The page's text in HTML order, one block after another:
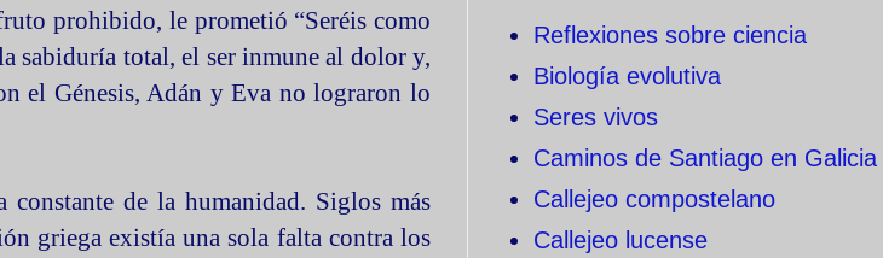
prohibido, le prometió “Seréis como
sabiduría total, el ser inmune al dolor y,
el Génesis, Adán y Eva no lograron lo
constante de la humanidad. Siglos más
griega existía una sola falta contra los
Reflexiones sobre ciencia
Biología evolutiva
Seres vivos
Caminos de Santiago en Galicia
Callejeo compostelano
Callejeo lucense